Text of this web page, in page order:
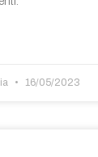
16/05/2023